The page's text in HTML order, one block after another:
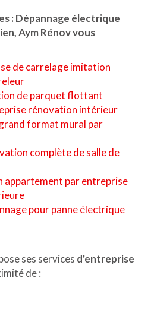
: Dépannage électrique
, Aym Rénov vous
de carrelage imitation
de parquet flottant
rénovation intérieur
format mural par
complète de salle de
appartement par entreprise
pour panne électrique
ses services d'entreprise
de :